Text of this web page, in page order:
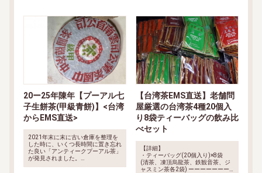
20ー25年陳年【プーアル七
子生餅茶(甲級青餅)】<台湾
からEMS直送>
2021年末に末に古い倉庫を整理を
した時に、いくつ長時間に置き忘れ
た良い「アンティークプーアル茶」
が発見されました。
【台湾茶EMS直送】老舗問
屋厳選の台湾茶4種20個入
り8袋ティーバッグの飲み比
べセット
【詳細】
・ティーバッグ(20個入り)×8袋
(清茶、凍頂烏龍茶、鉄観音茶、ジ
ャスミン茶各2袋) ーーーーーーー